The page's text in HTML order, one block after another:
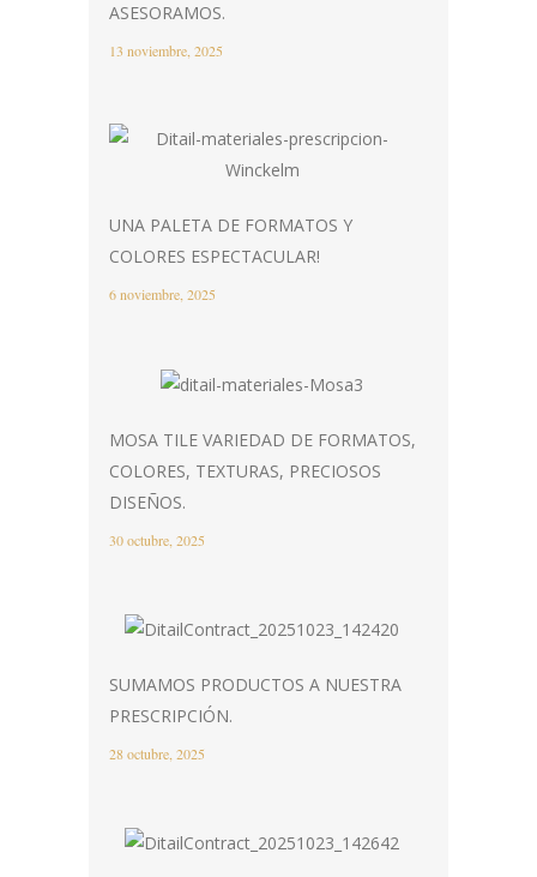
ASESORAMOS.
13 noviembre, 2025
UNA PALETA DE FORMATOS Y
COLORES ESPECTACULAR!
6 noviembre, 2025
MOSA TILE VARIEDAD DE FORMATOS,
COLORES, TEXTURAS, PRECIOSOS
DISEÑOS.
30 octubre, 2025
SUMAMOS PRODUCTOS A NUESTRA
PRESCRIPCIÓN.
28 octubre, 2025